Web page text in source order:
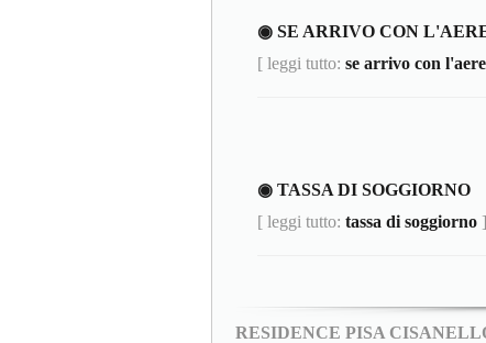
◉ SE ARRIVO CON
[ leggi tutto: se arrivo con
◉ TASSA DI SOGGIORNO
[ leggi tutto: tassa di soggiorno ]
RESIDENCE PISA